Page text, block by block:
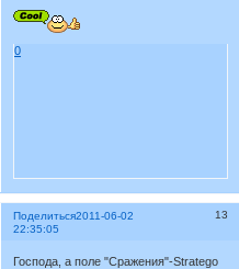
0
Поделиться 13
2011-06-02
22:35:05
Господа, а поле "Сражения"-Stratego